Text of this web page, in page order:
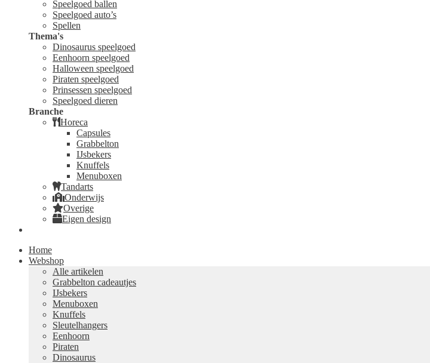
Speelgoed ballen
Speelgoed auto’s
Spellen
Thema's
Dinosaurus speelgoed
Eenhoorn speelgoed
Halloween speelgoed
Piraten speelgoed
Prinsessen speelgoed
Speelgoed dieren
Branche
Horeca
Capsules
Grabbelton
IJsbekers
Knuffels
Menuboxen
Tandarts
Onderwijs
Overige
Eigen design
Home
Webshop
Alle artikelen
Grabbelton cadeautjes
IJsbekers
Menuboxen
Knuffels
Sleutelhangers
Eenhoorn
Piraten
Dinosaurus